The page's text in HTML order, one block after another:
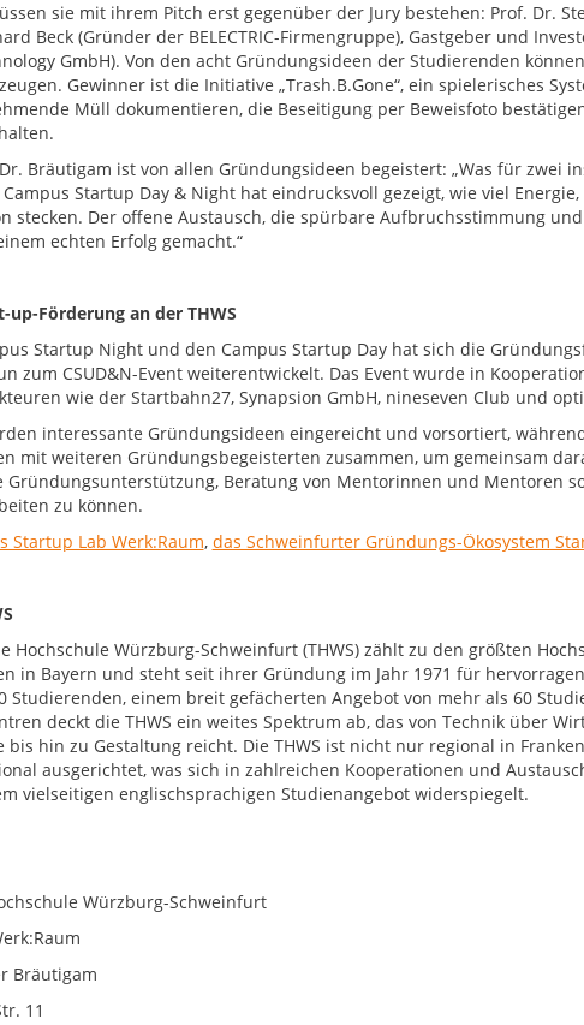
sie mit ihrem Pitch erst gegenüber der Jury bestehen: Prof. Dr.
Beck (Gründer der BELECTRIC-Firmengruppe), Gastgeber und
GmbH). Von den acht Gründungsideen der Studierenden
Gewinner ist die Initiative „Trash.B.Gone“, ein spielerisches
Müll dokumentieren, die Beseitigung per Beweisfoto
Bräutigam ist von allen Gründungsideen begeistert: „Was für zwei
Startup Day & Night hat eindrucksvoll gezeigt, wie viel
stecken. Der offene Austausch, die spürbare Aufbruchsstimmung
echten Erfolg gemacht.“
up-Förderung an der THWS
Startup Night und den Campus Startup Day hat sich die
zum CSUD&N-Event weiterentwickelt. Das Event wurde in
wie der Startbahn27, Synapsion GmbH, nineseven Club und
interessante Gründungsideen eingereicht und vorsortiert,
mit weiteren Gründungsbegeisterten zusammen, um gemeinsam
Gründungsunterstützung, Beratung von Mentorinnen und Mentoren
zu können.
Startup Lab Werk:Raum, das Schweinfurter Gründungs-Ökosystem
Hochschule Würzburg-Schweinfurt (THWS) zählt zu den größten
in Bayern und steht seit ihrer Gründung im Jahr 1971 für
Studierenden, einem breit gefächerten Angebot von mehr als 60
deckt die THWS ein weites Spektrum ab, das von Technik über
bis hin zu Gestaltung reicht. Die THWS ist nicht nur regional in
ausgerichtet, was sich in zahlreichen Kooperationen und
vielseitigen englischsprachigen Studienangebot widerspiegelt.
Würzburg-Schweinfurt
Bräutigam
11